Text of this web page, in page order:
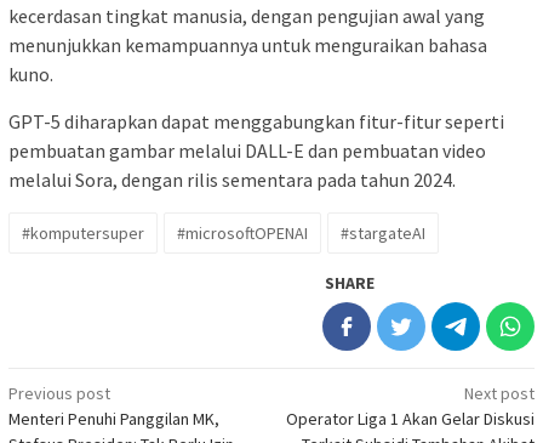
kecerdasan tingkat manusia, dengan pengujian awal yang
menunjukkan kemampuannya untuk menguraikan bahasa
kuno.
GPT-5 diharapkan dapat menggabungkan fitur-fitur seperti
pembuatan gambar melalui DALL-E dan pembuatan video
melalui Sora, dengan rilis sementara pada tahun 2024.
#komputersuper #microsoftOPENAI #stargateAI
SHARE
Post
navigation
Previous post
Menteri Penuhi Panggilan MK,
Next post
Operator Liga 1 Akan Gelar Diskusi